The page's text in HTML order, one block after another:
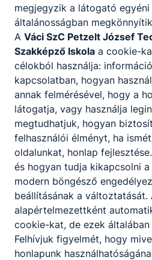
Tisztelt Szülők, Kedves tanulók!
tanuló korrepetálásra,
osztályozóvizsgára szorul,
időpontjainkat!
2026. jún. 16. Igazgatóság
Osztályozó vizsga
megjegyzik a látogató
általánosságban
A Váci SzC Petzelt József
Szakképző Iskola a cookie-
célokból használja:
kapcsolatban, hogyan
annak felmérésével, hogy a
látogatja, vagy használja
megtudhatjuk, hogyan
felhasználói élményt, ha
oldalunkat, honlap
és hogyan tudja kikapcsolni
modern böngésző
beállításának a
alapértelmezettként
cookie-kat, de ezek
Felhívjuk figyelmét, hogy
honlapunk